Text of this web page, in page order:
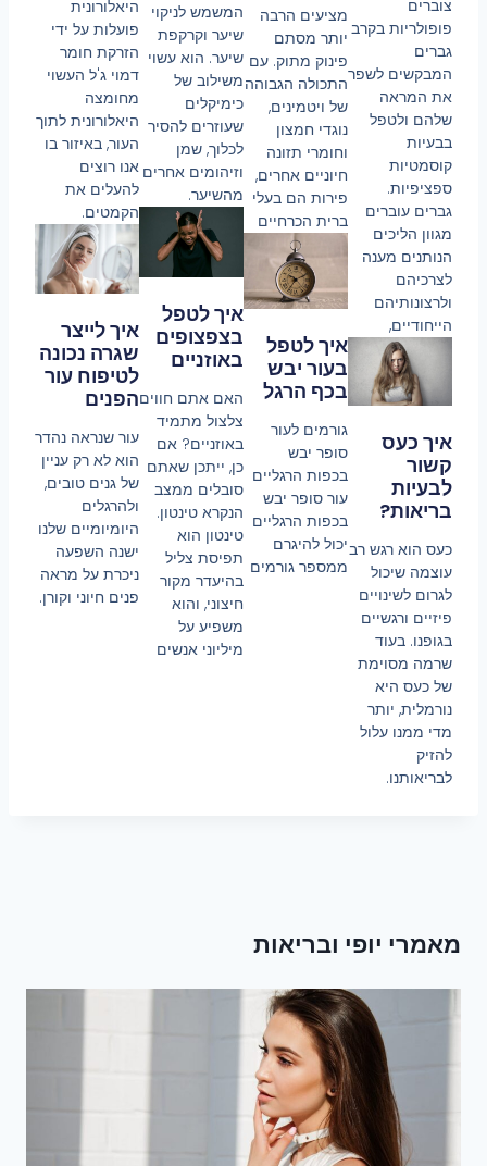
צוברים
פופולריות בקרב
גברים
המבקשים לשפר
את המראה
שלהם ולטפל
בבעיות
קוסמטיות
ספציפיות.
גברים עוברים
מגוון הליכים
הנותנים מענה
לצרכיהם
ולרצונותיהם
הייחודיים,
איך כעס
קשור
לבעיות
בריאות?
כעס הוא רגש רב
עוצמה שיכול
לגרום לשינויים
פיזיים ורגשיים
בגופנו. בעוד
שרמה מסוימת
של כעס היא
נורמלית, יותר
מדי ממנו עלול
להזיק
לבריאותנו.
מציעים הרבה
יותר מסתם
פינוק מתוק. עם
התכולה הגבוהה
של ויטמינים,
נוגדי חמצון
וחומרי תזונה
חיוניים אחרים,
פירות הם בעלי
ברית הכרחיים
איך לטפל
בעור יבש
בכף הרגל
גורמים לעור
סופר יבש
בכפות הרגליים
עור סופר יבש
בכפות הרגליים
יכול להיגרם
ממספר גורמים
המשמש לניקוי
שיער וקרקפת
שיער. הוא עשוי
משילוב של
כימיקלים
שעוזרים להסיר
לכלוך, שמן
וזיהומים אחרים
מהשיער.
איך לטפל
בצפצופים
באוזניים
האם אתם חווים
צלצול מתמיד
באוזניים? אם
כן, ייתכן שאתם
סובלים ממצב
הנקרא טינטון.
טינטון הוא
תפיסת צליל
בהיעדר מקור
חיצוני, והוא
משפיע על
מיליוני אנשים
היאלורונית
פועלות על ידי
הזרקת חומר
דמוי ג'ל העשוי
מחומצה
היאלורונית לתוך
העור, באיזור בו
אנו רוצים
להעלים את
הקמטים.
איך לייצר
שגרה נכונה
לטיפוח עור
הפנים
עור שנראה נהדר
הוא לא רק עניין
של גנים טובים,
ולהרגלים
היומיומיים שלנו
ישנה השפעה
ניכרת על מראה
פנים חיוני וקורן.
מאמרי יופי ובריאות